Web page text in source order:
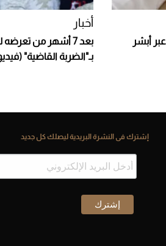
أبشر
أخبار
بعد 7 أشهر من
بـ"الضربة القاضية"
إشترك فى النشرة البريدية ليصلك كل جديد